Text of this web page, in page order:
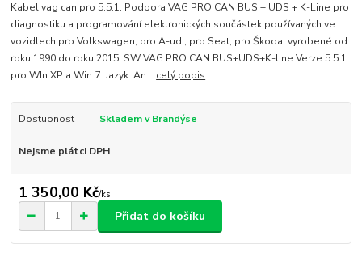
Kabel vag can pro 5.5.1. Podpora VAG PRO CAN BUS + UDS + K-Line pro
diagnostiku a programování elektronických součástek používaných ve
vozidlech pro Volkswagen, pro A-udi, pro Seat, pro Škoda, vyrobené od
roku 1990 do roku 2015. SW VAG PRO CAN BUS+UDS+K-line Verze 5.5.1
pro WIn XP a Win 7. Jazyk: An... celý popis
Dostupnost Skladem v Brandýse
Nejsme plátci DPH
1 350,00 Kč/ks
Přidat do košíku